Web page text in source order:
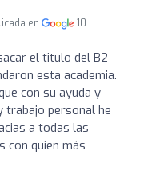
en
10
el titulo del B2
esta academia.
con su ayuda y
trabajo personal he
a todas las
con quien más